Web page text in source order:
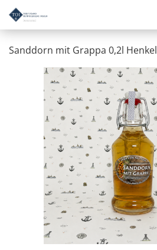
Sanddorn mit Grappa 0,2l Henkel